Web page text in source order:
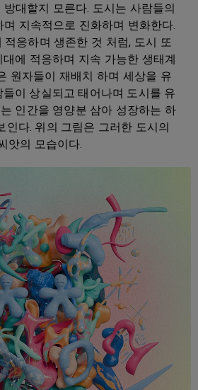
대할지 모른다. 도시는 사람들의
지속적으로 진화하며 변화한다.
적응하며 생존한 것 처럼, 도시 또
에 적응하며 지속 가능한 생태계
원자들이 재배치 하며 세상을 유
이 상실되고 태어나며 도시를 유
인간을 영양분 삼아 성장하는 하
인다. 위의 그림은 그러한 도시의
앗의 모습이다.